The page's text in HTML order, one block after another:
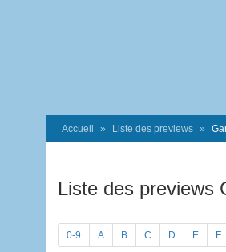
Accueil Liste des previews
Liste des previews
0-9 A B C D E F